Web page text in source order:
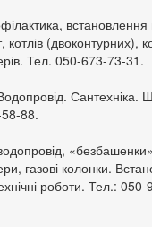
встановлення
котлів (двоконтурних),
Тел. 050-673-73-31.
Сантехніка.
88.
газові колонки.
роботи. Тел.: